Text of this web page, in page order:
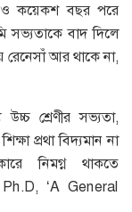
কয়েকশ বছর পরে
সভ্যতাকে বাদ দিলে
আর থাকে না,
শ্রেণীর সভ্যতা,
প্রথা বিদ্যমান না
নিমগ্ন থাকতে
‘A General